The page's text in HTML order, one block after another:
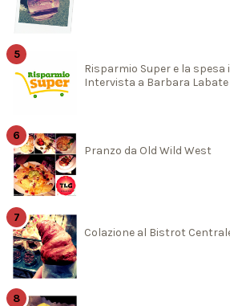
Risparmio Super e la
Intervista a Barbara Labate
Pranzo da Old Wild West
Colazione al Bistrot